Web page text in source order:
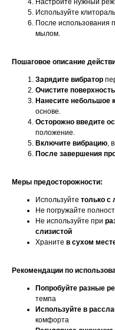
Настройте нужный
Используйте
После использования
мылом.
Пошаговое описание
Зарядите вибратор
Очистите поверхность
Нанесите небольшое
основе.
Осторожно введите
положение.
Включите вибрацию,
После завершения
Меры предосторожности:
Используйте только с
Не погружайте
Не используйте при
слизистой
Храните в сухом
Рекомендации по
Попробуйте разные
темпа
Используйте в
комфорта